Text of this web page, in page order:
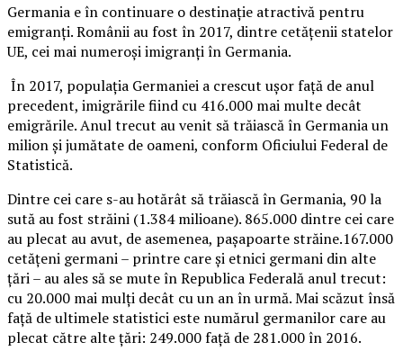
Germania e în continuare o destinaţie atractivă pentru
emigranţi. Românii au fost în 2017, dintre cetăţenii statelor
UE, cei mai numeroşi imigranţi în Germania.
În 2017, populaţia Germaniei a crescut uşor faţă de anul
precedent, imigrările fiind cu 416.000 mai multe decât
emigrările. Anul trecut au venit să trăiască în Germania un
milion şi jumătate de oameni, conform Oficiului Federal de
Statistică.
Dintre cei care s-au hotărât să trăiască în Germania, 90 la
sută au fost străini (1.384 milioane). 865.000 dintre cei care
au plecat au avut, de asemenea, paşapoarte străine.167.000
cetăţeni germani – printre care şi etnici germani din alte
ţări – au ales să se mute în Republica Federală anul trecut:
cu 20.000 mai mulţi decât cu un an în urmă. Mai scăzut însă
faţă de ultimele statistici este numărul germanilor care au
plecat către alte ţări: 249.000 faţă de 281.000 în 2016.